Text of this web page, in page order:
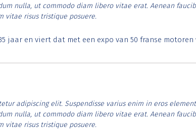
nulla, ut commodo diam libero vitae erat. Aenean
vitae risus tristique posuere.
jaar en viert dat met een expo van 50 franse motoren
adipiscing elit. Suspendisse varius enim in eros
nulla, ut commodo diam libero vitae erat. Aenean
vitae risus tristique posuere.